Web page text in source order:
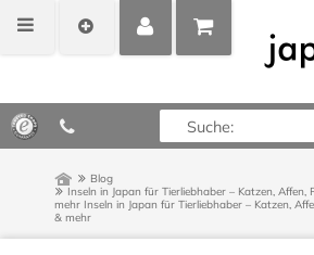
MEIN
POSITIONEN
ANZEIGEN
0,00 €*
Blog
Inseln in Japan für Tierliebhaber – Katzen, Affen,
mehr Inseln in Japan für Tierliebhaber – Katzen,
& mehr